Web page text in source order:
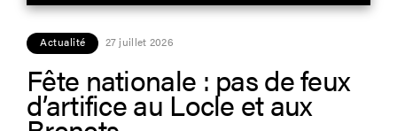
Actualité 27 juillet 2026
Fête nationale : pas de feux
d’artifice au Locle et aux